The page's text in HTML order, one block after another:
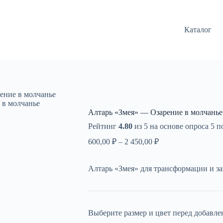
Каталог
в молчанье
молчанье
Алтарь «Змея» — Озарение в молчанье
Рейтинг 4.80из 5 на основе опроса 5
600,00 ₽ – 2 450,00 ₽Диапазон
–
Алтарь «Змея» для трансформации и
Выберите размер и цвет перед